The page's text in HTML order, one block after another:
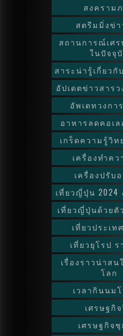
สงคราม
สตรีมมิ่งข่า
สถานการณ์เศร
ในปัจจุ
สาระน่ารู้เกี่ยวกั
อัปเดตข่าวสารว
อัพเดทวงกา
อาหารลดคอเล
เกร็ดความรู้วิท
เครื่องทำคว
เครื่องปรับ
เที่ยวญี่ปุ่น 2024
เที่ยวญี่ปุ่นด้วยตั
เที่ยวประเท
เที่ยวยุโรป
เรื่องราวน่าสน
โลก
เวลากินนม
เศรษฐกิ
เศรษฐกิจ